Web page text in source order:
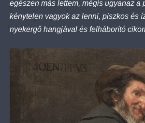
egészen más lettem, mégis ugyanaz a
kénytelen vagyok az lenni, piszkos és
nyekergő hangjával és felháborító